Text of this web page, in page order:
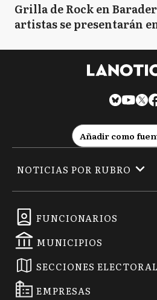
Grilla de Rock en
artistas se presentarán
Añadir como
FUNCIONARIOS
MUNICIPIOS
SECCIONES
EMPRESAS
NOTICIAS POR RUBRO